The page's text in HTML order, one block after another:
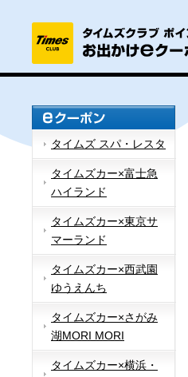
タイムズ スパ・レスタ
タイムズカー×富士急
ハイランド
タイムズカー×東京サ
マーランド
タイムズカー×西武園
ゆうえんち
タイムズカー×さがみ
湖MORI MORI
タイムズカー×横浜・